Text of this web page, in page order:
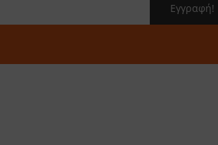
μπορούν
Εγγραφή!